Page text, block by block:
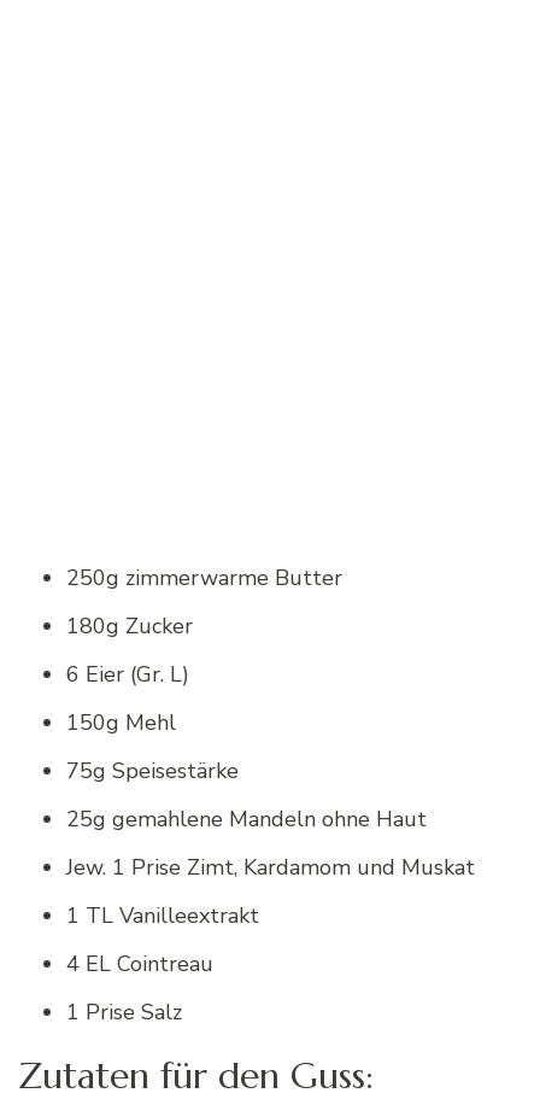
250g zimmerwarme Butter
180g Zucker
6 Eier (Gr. L)
150g Mehl
75g Speisestärke
25g gemahlene Mandeln ohne Haut
Jew. 1 Prise Zimt, Kardamom und Muskat
1 TL Vanilleextrakt
4 EL Cointreau
1 Prise Salz
Zutaten für den Guss: